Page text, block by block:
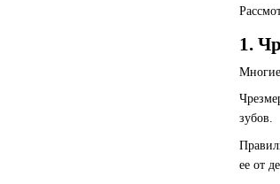
1.
зубов.
ее от